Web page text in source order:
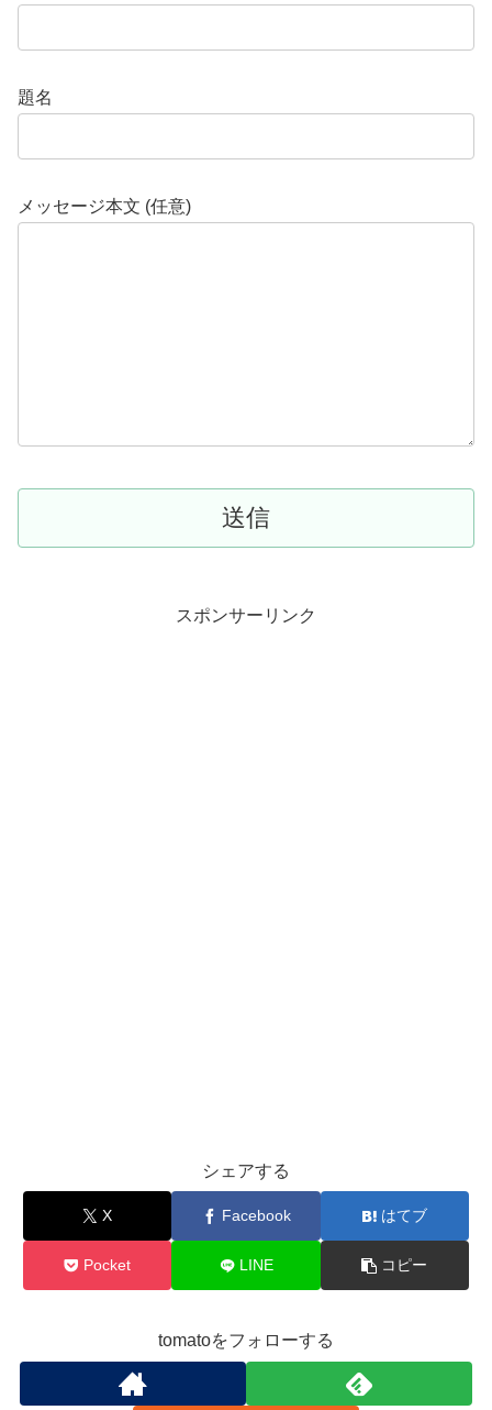
題名
メッセージ本文 (任意)
スポンサーリンク
シェアする
X Facebook はてブ
Pocket LINE コピー
tomatoをフォローする